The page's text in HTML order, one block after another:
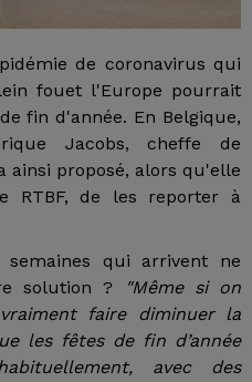
de coronavirus qui
fouet l'Europe pourrait
fin d'année. En Belgique,
Jacobs, cheffe de
ainsi proposé, alors qu'elle
RTBF, de les reporter à
qui arrivent ne
solution ?
"Même si on
faire diminuer la
les fêtes de fin d’année
avec des